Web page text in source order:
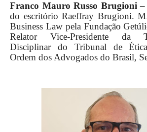
Franco Mauro Russo Brugioni–
do escritório Raeffray Brugioni.
Business Law pela Fundação
Relator Vice-Presidente da
Disciplinar do Tribunal de
Ordem dos Advogados do Brasil,